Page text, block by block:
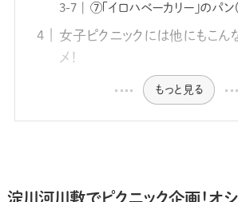
⑦「イロハベーカリー」のパン
女子ピクニックには他にもこん
メ！
もっと見る
淀川河川敷でピクニック企画！オ